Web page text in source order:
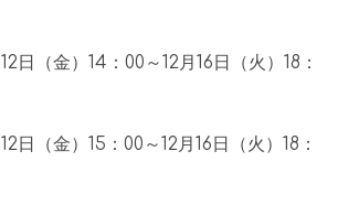
12日（金） 14 ： 00 ～12月 16 日（火） 18 ：
12日（金） 15 ： 00 ～ 12月 16 日（火） 18 ：